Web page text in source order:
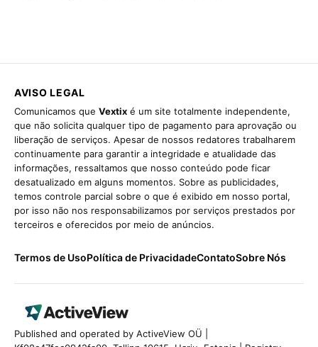
AVISO LEGAL
Comunicamos que Vextix é um site totalmente independente,
que não solicita qualquer tipo de pagamento para aprovação ou
liberação de serviços. Apesar de nossos redatores trabalharem
continuamente para garantir a integridade e atualidade das
informações, ressaltamos que nosso conteúdo pode ficar
desatualizado em alguns momentos. Sobre as publicidades,
temos controle parcial sobre o que é exibido em nosso portal,
por isso não nos responsabilizamos por serviços prestados por
terceiros e oferecidos por meio de anúncios.
Termos de UsoPolítica de PrivacidadeContatoSobre Nós
Published and operated by ActiveView OÜ |